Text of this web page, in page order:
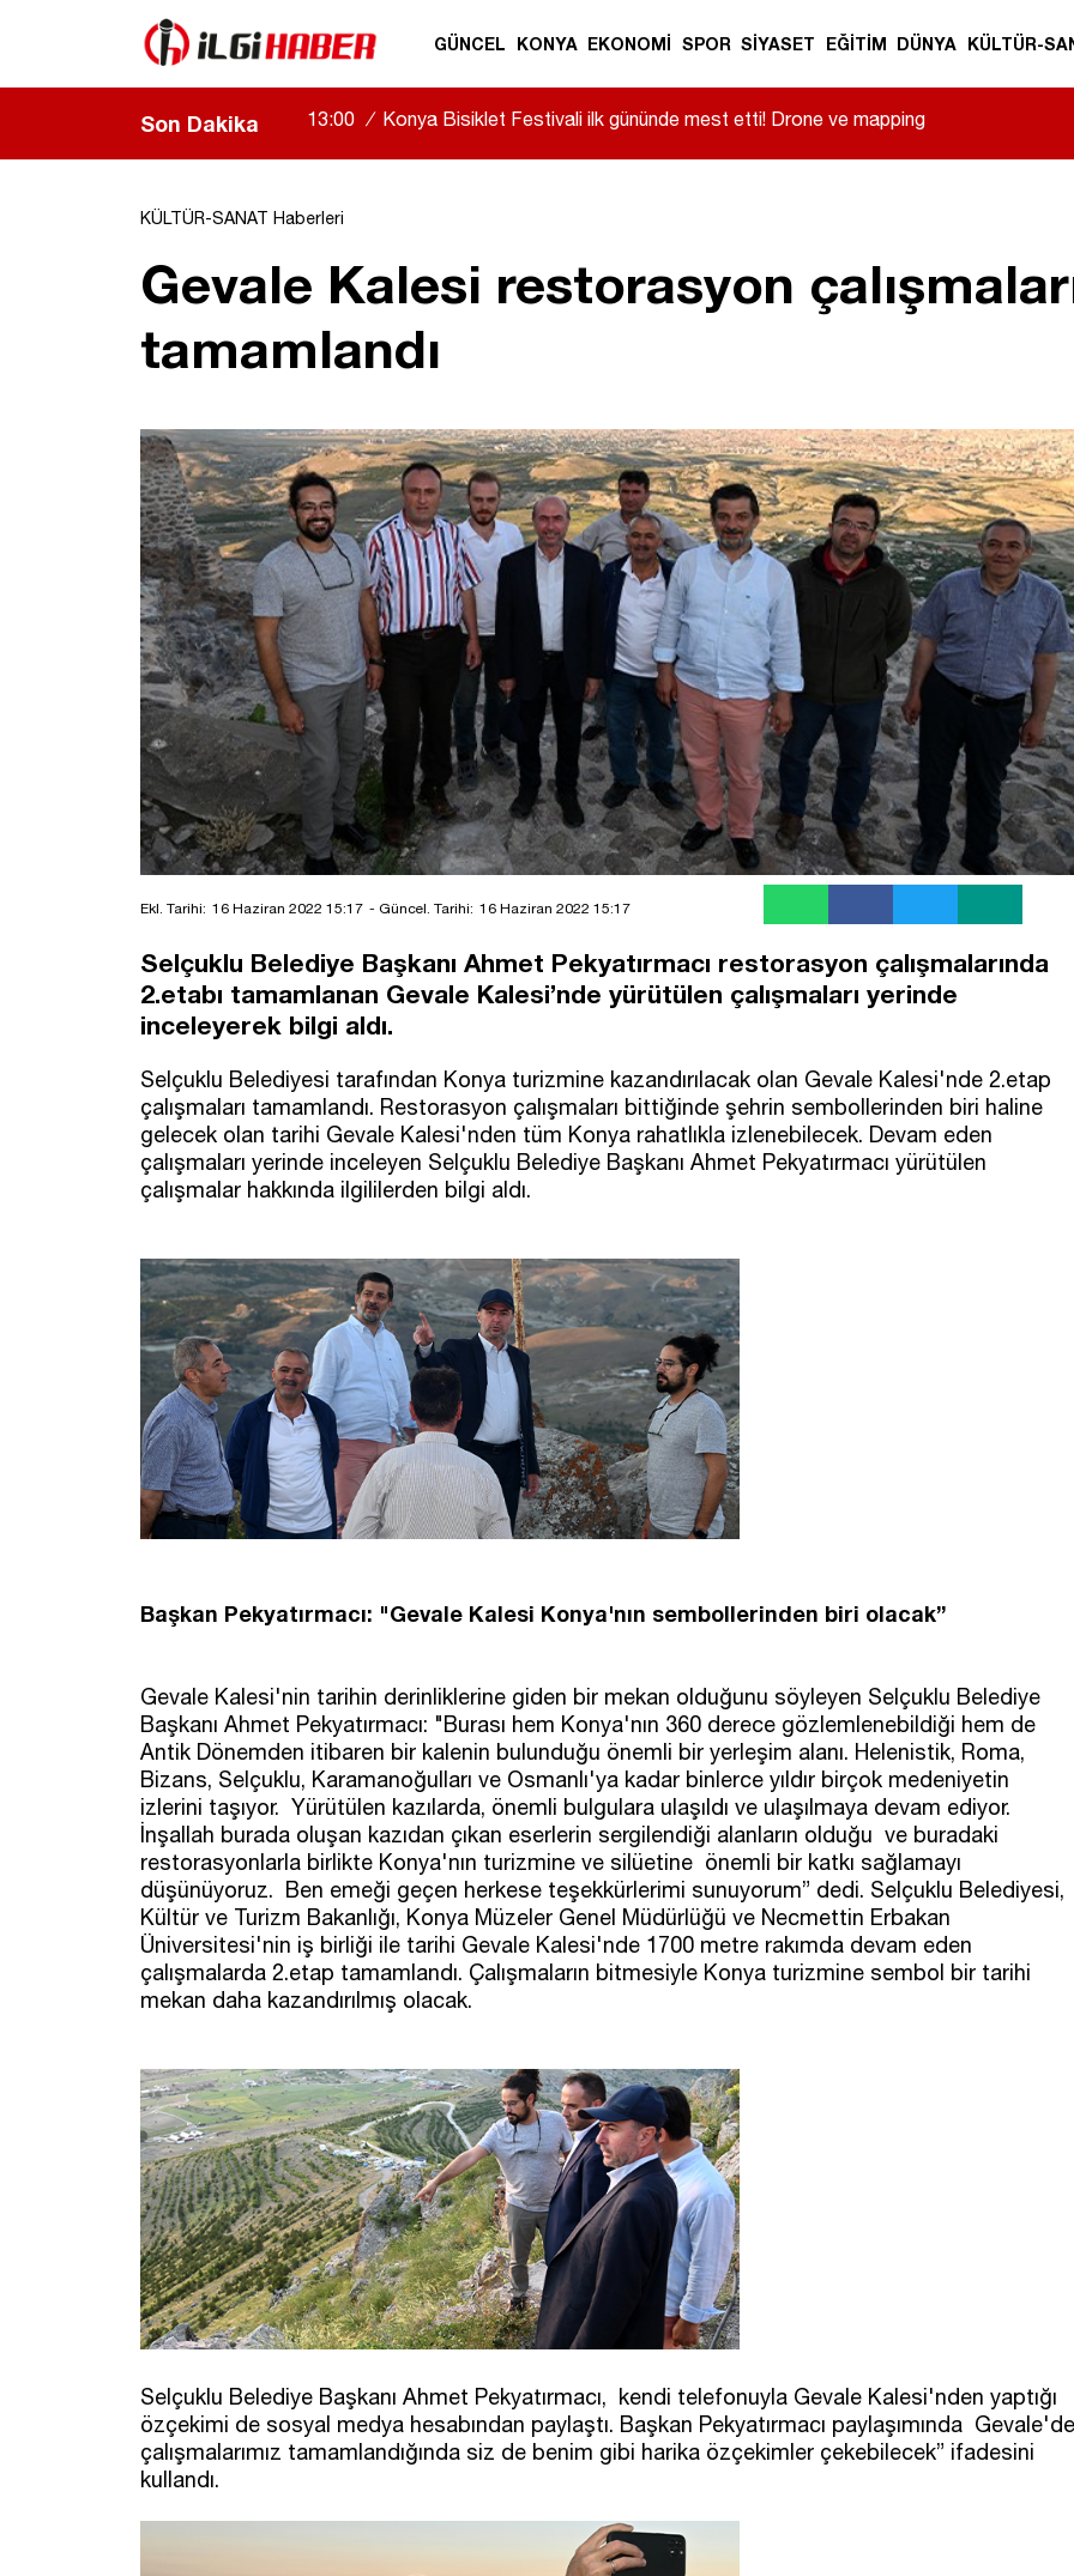
GÜNCEL KONYA EKONOMİ SPOR SİYASET EĞİTİM DÜNYA KÜLTÜR-
Son Dakika 13:00 / Konya Bisiklet Festivali ilk gününde mest etti! Drone ve mapping
gösterileri nefes kesti |
KÜLTÜR-SANAT Haberleri
Gevale Kalesi restorasyon
tamamlandı
Ekl. Tarihi: 16 Haziran 2022 15:17 - Güncel. Tarihi: 16 Haziran 2022 15:17
Selçuklu Belediye Başkanı Ahmet Pekyatırmacı restorasyon çalışmalarında
2.etabı tamamlanan Gevale Kalesi’nde yürütülen çalışmaları yerinde
inceleyerek bilgi aldı.
Selçuklu Belediyesi tarafından Konya turizmine kazandırılacak olan Gevale Kalesi'nde 2.etap
çalışmaları tamamlandı. Restorasyon çalışmaları bittiğinde şehrin sembollerinden biri haline
gelecek olan tarihi Gevale Kalesi'nden tüm Konya rahatlıkla izlenebilecek. Devam eden
çalışmaları yerinde inceleyen Selçuklu Belediye Başkanı Ahmet Pekyatırmacı yürütülen
çalışmalar hakkında ilgililerden bilgi aldı.
Başkan Pekyatırmacı: "Gevale Kalesi Konya'nın sembollerinden biri olacak”
Gevale Kalesi'nin tarihin derinliklerine giden bir mekan olduğunu söyleyen Selçuklu Belediye
Başkanı Ahmet Pekyatırmacı: "Burası hem Konya'nın 360 derece gözlemlenebildiği hem de
Antik Dönemden itibaren bir kalenin bulunduğu önemli bir yerleşim alanı. Helenistik, Roma,
Bizans, Selçuklu, Karamanoğulları ve Osmanlı'ya kadar binlerce yıldır birçok medeniyetin
izlerini taşıyor. Yürütülen kazılarda, önemli bulgulara ulaşıldı ve ulaşılmaya devam ediyor.
İnşallah burada oluşan kazıdan çıkan eserlerin sergilendiği alanların olduğu ve buradaki
restorasyonlarla birlikte Konya'nın turizmine ve silüetine önemli bir katkı sağlamayı
düşünüyoruz. Ben emeği geçen herkese teşekkürlerimi sunuyorum” dedi. Selçuklu Belediyesi,
Kültür ve Turizm Bakanlığı, Konya Müzeler Genel Müdürlüğü ve Necmettin Erbakan
Üniversitesi'nin iş birliği ile tarihi Gevale Kalesi'nde 1700 metre rakımda devam eden
çalışmalarda 2.etap tamamlandı. Çalışmaların bitmesiyle Konya turizmine sembol bir tarihi
mekan daha kazandırılmış olacak.
Selçuklu Belediye Başkanı Ahmet Pekyatırmacı, kendi telefonuyla Gevale Kalesi'nden yaptığı
özçekimi de sosyal medya hesabından paylaştı. Başkan Pekyatırmacı paylaşımında Gevale'de
çalışmalarımız tamamlandığında siz de benim gibi harika özçekimler çekebilecek” ifadesini
kullandı.